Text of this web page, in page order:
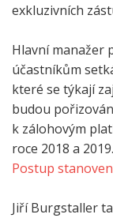
exkluzivních
Hlavní manažer
účastníkům
které se týkají
budou
k zálohovým
roce 2018 a
Postup
Jiří Burgstaller